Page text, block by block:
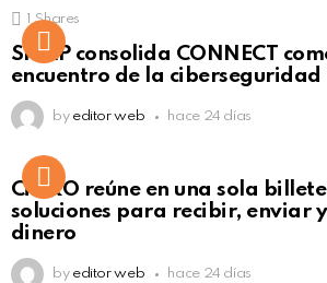
Click to view this post
Shares
SISAP consolida CONNECT
encuentro de la ciberseguridad
by editor web hace 24 días
Not Safe For Work
Click to view this post
CiNKO reúne en una sola
soluciones para recibir, enviar
dinero
by editor web hace 24 días